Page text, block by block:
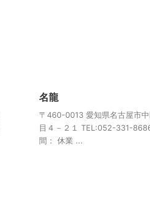
名龍
〒460-0013 愛知県名古屋市
目４－２１ TEL:052-331-
間： 休業 ...